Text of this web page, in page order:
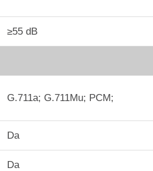
≥55 dB
G.711a; G.711Mu; PCM;
Da
Da